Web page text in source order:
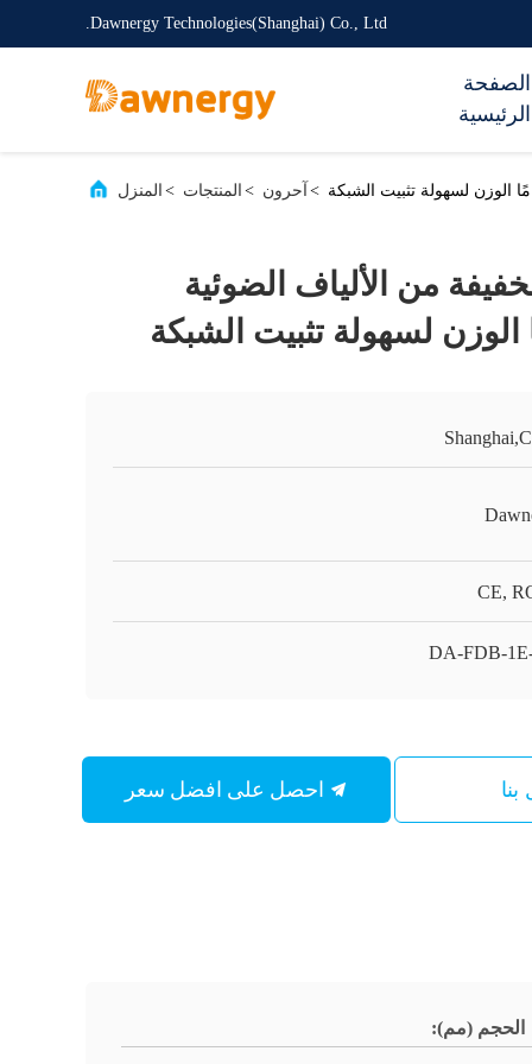
Dawnergy Technologies(Shanghai) Co., Ltd.
الصفحة
الرئيسية
المنزل > المنتجات > آحرون >
من الألياف الضوئية
CE,
DA-FDB-
الحجم (مم):